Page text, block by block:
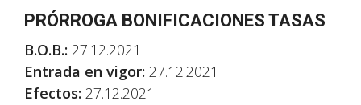
PRÓRROGA BONIFICACIONES TASAS
B.O.B.: 27.12.2021
Entrada en vigor: 27.12.2021
Efectos: 27.12.2021